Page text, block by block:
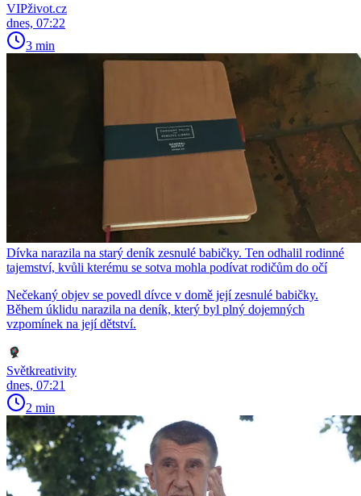
VIPživot.cz
dnes, 07:22
3 min
Dívka narazila na starý deník zesnulé babičky. Ten odhalil rodinné
tajemství, kvůli kterému se sotva mohla podívat rodičům do očí
Nečekaný objev se povedl dívce v domě její zesnulé babičky.
Během úklidu narazila na deník, který byl plný dojemných
vzpomínek na její dětství.
Světkreativity
dnes, 07:21
2 min